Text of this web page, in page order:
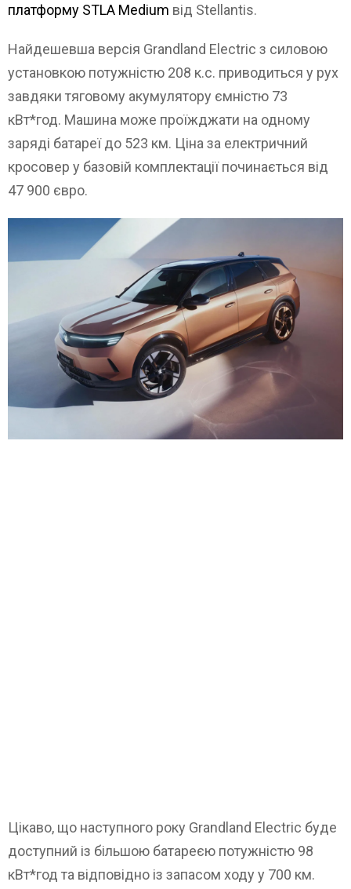
платформу STLA Medium від Stellantis.
Найдешевша версія Grandland Electric з силовою
установкою потужністю 208 к.с. приводиться у рух
завдяки тяговому акумулятору ємністю 73
кВт*год. Машина може проїжджати на одному
заряді батареї до 523 км. Ціна за електричний
кросовер у базовій комплектації починається від
47 900 євро.
Цікаво, що наступного року Grandland Electric буде
доступний із більшою батареєю потужністю 98
кВт*год та відповідно із запасом ходу у 700 км.